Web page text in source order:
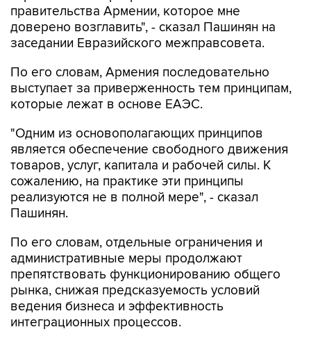
правительства Армении, которое мне
доверено возглавить", - сказал Пашинян на
заседании Евразийского межправсовета.
По его словам, Армения последовательно
выступает за приверженность тем принципам,
которые лежат в основе ЕАЭС.
"Одним из основополагающих принципов
является обеспечение свободного движения
товаров, услуг, капитала и рабочей силы. К
сожалению, на практике эти принципы
реализуются не в полной мере", - сказал
Пашинян.
По его словам, отдельные ограничения и
административные меры продолжают
препятствовать функционированию общего
рынка, снижая предсказуемость условий
ведения бизнеса и эффективность
интеграционных процессов.